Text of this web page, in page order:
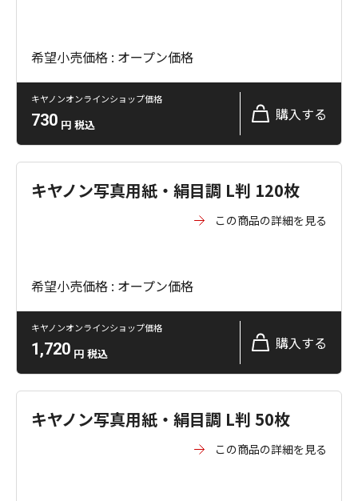
希望小売価格 : オープン価格
キヤノンオンラインショップ価格
730 円 税込
購入する
キヤノン写真用紙・絹目調 L判 120枚
この商品の詳細を見る
希望小売価格 : オープン価格
キヤノンオンラインショップ価格
1,720 円 税込
購入する
キヤノン写真用紙・絹目調 L判 50枚
この商品の詳細を見る